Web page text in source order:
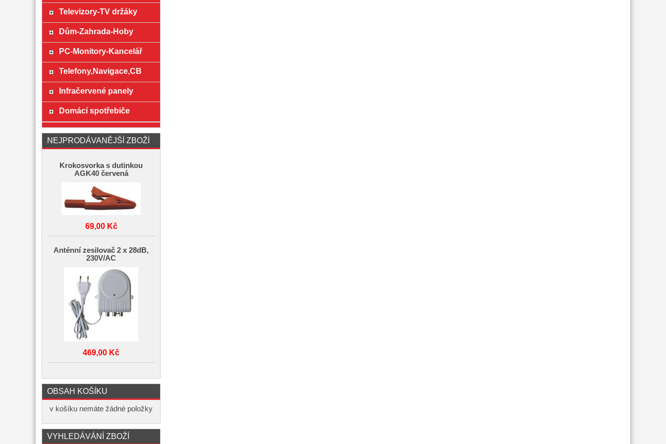
Televizory-TV držáky
Dům-Zahrada-Hoby
PC-Monitory-Kancelář
Telefony,Navigace,CB
Infračervené panely
Domácí spotřebiče
NEJPRODÁVANĚJŠÍ ZBOŽÍ
Krokosvorka s dutinkou
AGK40 červená
69,00 Kč
Anténní zesilovač 2 x 28dB,
230V/AC
469,00 Kč
OBSAH KOŠÍKU
v košíku nemáte žádné položky
VYHLEDÁVÁNÍ ZBOŽÍ